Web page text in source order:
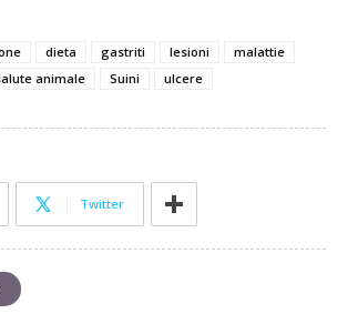
dieta gastriti lesioni
malattie
animale Suini ulcere
Twitter